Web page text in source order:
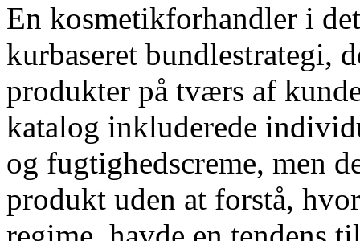
En kosmetikforhandler i
kurbaseret bundlestrategi,
produkter på tværs af
katalog inkluderede
og fugtighedscreme, men
produkt uden at forstå,